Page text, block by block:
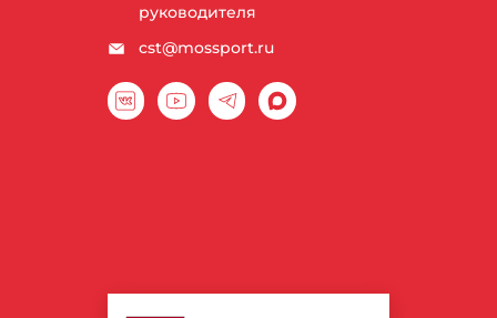
руководителя
cst@mossport.ru